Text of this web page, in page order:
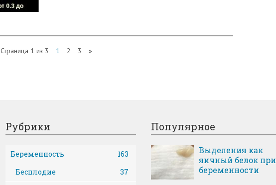
Страница 1 из 3 1 2 3 »
Рубрики
Беременность
163
Бесплодие
37
Популярное
Выделения как
яичный белок при
беременности